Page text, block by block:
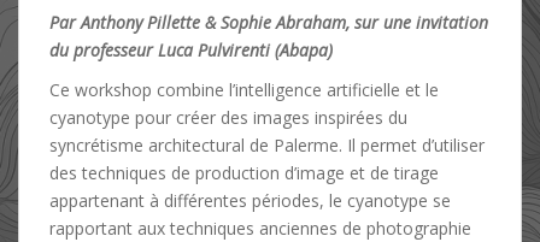
Par Anthony Pillette & Sophie Abraham, sur une invitation
du professeur Luca Pulvirenti (Abapa)
Ce workshop combine l’intelligence artificielle et le
cyanotype pour créer des images inspirées du
syncrétisme architectural de Palerme. Il permet d’utiliser
des techniques de production d’image et de tirage
appartenant à différentes périodes, le cyanotype se
rapportant aux techniques anciennes de photographie